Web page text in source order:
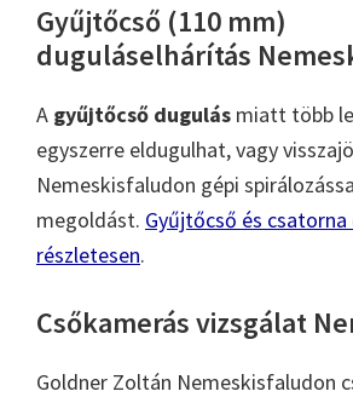
Gyűjtőcső (110 mm)
duguláselhárítás
A gyűjtőcső dugulás miatt több
egyszerre eldugulhat, vagy
Nemeskisfaludon gépi
megoldást. Gyűjtőcső és
részletesen.
Csőkamerás vizsgálat
Goldner Zoltán Nemeskisfaludon